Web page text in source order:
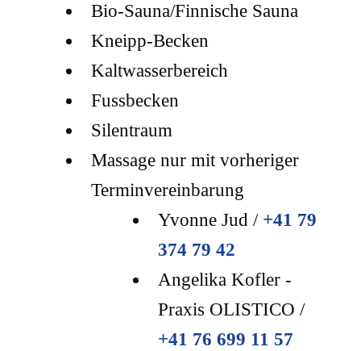
Bio-Sauna/Finnische Sauna
Kneipp-Becken
Kaltwasserbereich
Fussbecken
Silentraum
Massage nur mit vorheriger
Terminvereinbarung
Yvonne Jud / +41 79
374 79 42
Angelika Kofler -
Praxis OLISTICO /
+41 76 699 11 57